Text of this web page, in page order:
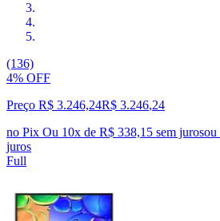
(136)
4% OFF
Preço R$ 3.246,24R$ 3.246,24
no Pix Ou 10x de R$ 338,15 sem jurosou
juros
Full